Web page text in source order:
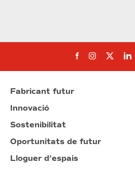
Segueix-nos
Segueix-
Fabricant futur
Innovació
Sostenibilitat
Oportunitats de futur
Lloguer d’espais